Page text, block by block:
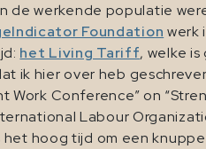
de werkende populatie
Foundation werk
het Living Tariff, welke
ik hier over heb
Work Conference” on
Labour
hoog tijd om een